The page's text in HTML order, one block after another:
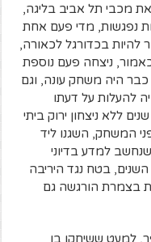
מכבי תל אביב בליגה,
נפגשות, מדי פעם אחת
בכדורגל לכאורה,
כאמור, ניצחה פעם נוספת
היה משחק עונה, וגם
להעלות על דעתו
שמכאן והלאה יתחיל רצף של כמעט 8 שנים ללא ניצחון ירוק ביתי
המשחק, השגנו ליד
שנחשב למדע בדיוני
בטח נגד היריבה
ירידת המתח אחרי 3 עונות בצמרת הורגשה גם
למעט ששיחקו בו